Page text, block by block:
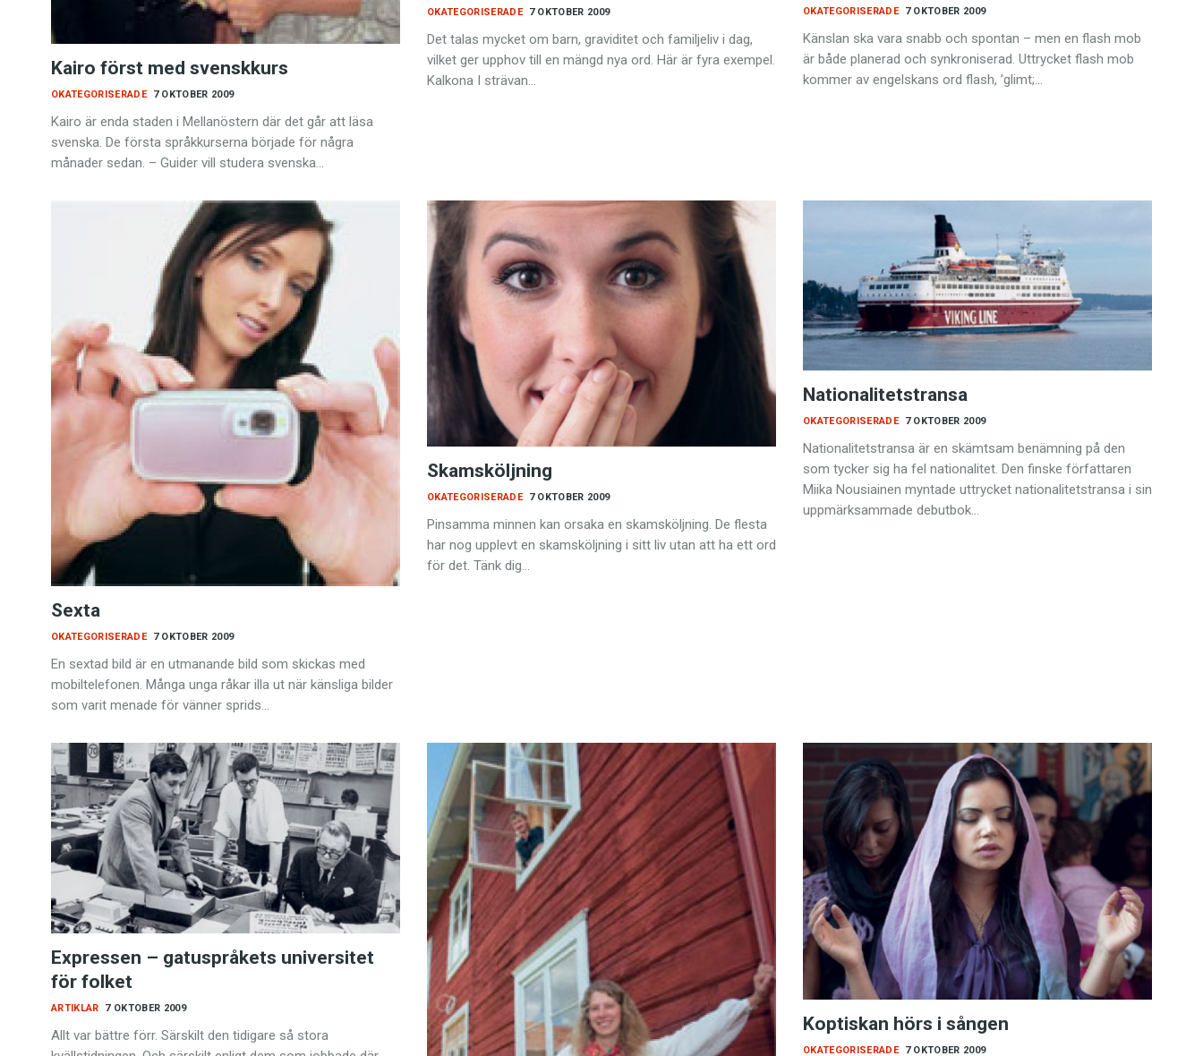
Kairo först med svenskkurs
7 OKTOBER 2009
OKATEGORISERADE
Kairo är enda staden i Mellanöstern där det går att läsa
svenska. De första språkkurserna började för några
månader sedan. – Guider vill studera svenska…
7 OKTOBER 2009
OKATEGORISERADE
Det talas mycket om barn, graviditet och familjeliv i dag,
vilket ger upphov till en mängd nya ord. Här är fyra exempel.
Kalkona I strävan…
7 OKTOBER 2009
OKATEGORISERADE
Känslan ska vara snabb och spontan – men en flash mob
är både planerad och synkroniserad. Uttrycket flash mob
kommer av engelskans ord flash, ’glimt;…
Sexta
7 OKTOBER 2009
OKATEGORISERADE
En sextad bild är en utmanande bild som skickas med
mobiltelefonen. Många unga råkar illa ut när känsliga bilder
som varit menade för vänner sprids…
Skamsköljning
7 OKTOBER 2009
OKATEGORISERADE
Pinsamma minnen kan orsaka en skamsköljning. De flesta
har nog upplevt en skamsköljning i sitt liv utan att ha ett ord
för det. Tänk dig…
Nationalitetstransa
7 OKTOBER 2009
OKATEGORISERADE
Nationalitetstransa är en skämtsam benämning på den
som tycker sig ha fel nationalitet. Den finske författaren
Miika Nousiainen myntade uttrycket nationalitetstransa i sin
uppmärksammade debutbok…
Expressen – gatuspråkets universitet
för folket
7 OKTOBER 2009
ARTIKLAR
Allt var bättre förr. Särskilt den tidigare så stora
Koptiskan hörs i sången
7 OKTOBER 2009
OKATEGORISERADE